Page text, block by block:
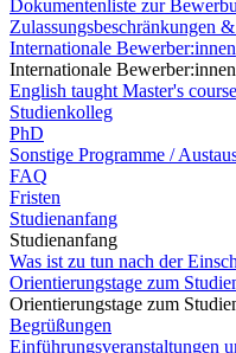
Dokumentenliste zur
Zulassungsbeschränkungen
Internationale Bewerber:innen
Internationale Bewerber:innen
English taught Master's
Studienkolleg
PhD
Sonstige Programme /
FAQ
Fristen
Studienanfang
Studienanfang
Was ist zu tun nach der
Orientierungstage zum
Orientierungstage zum
Begrüßungen
Einführungsveranstaltungen